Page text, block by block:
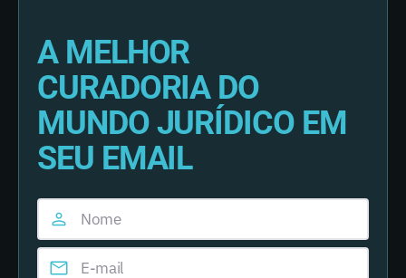
A MELHOR
CURADORIA DO
MUNDO JURÍDICO EM
SEU EMAIL